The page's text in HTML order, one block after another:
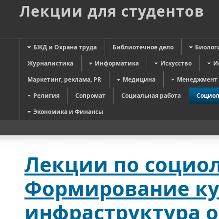
Лекции для студентов
БЖД и Охрана труда Библиотечное дело
Журналистика
Информатика Искусство
Маркетинг, реклама, PR
Медицина
Менеджмент
Религия
Сопромат Социальная работа
Экономика и Финансы
Лекции по
Формирование
инфраструктура